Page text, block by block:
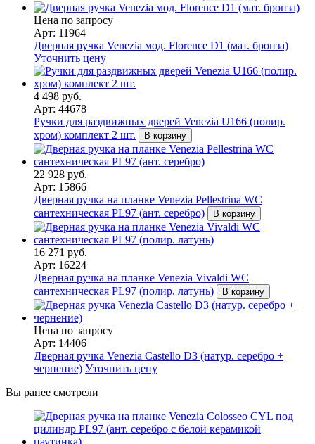
Цена по запросу
Арт: 11964
Дверная ручка Venezia мод. Florence D1 (мат. бронза)
Уточнить цену
4 498 руб.
Арт: 44678
Ручки для раздвижных дверей Venezia U166 (полир.
хром) комплект 2 шт.
В корзину
22 928 руб.
Арт: 15866
Дверная ручка на планке Venezia Pellestrina WC
сантехническая PL97 (ант. серебро)
В корзину
16 271 руб.
Арт: 16224
Дверная ручка на планке Venezia Vivaldi WC
сантехническая PL97 (полир. латунь)
В корзину
Цена по запросу
Арт: 14406
Дверная ручка Venezia Castello D3 (натур. серебро +
чернение) Уточнить цену
Вы ранее смотрели